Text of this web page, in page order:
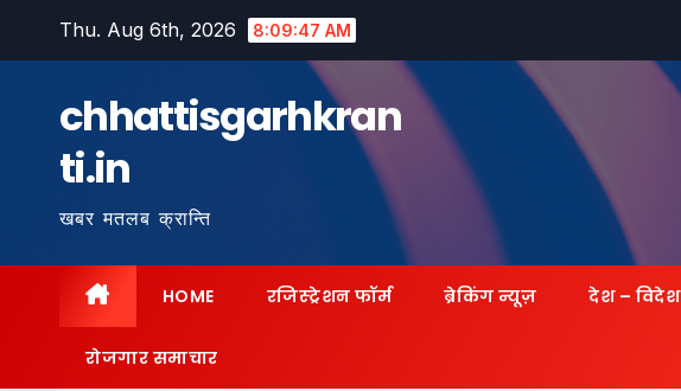
Thu. Aug 6th, 2026 8:09:49 AM
chhattisgarhkran
ti.in
खबर मतलब क्रान्ति
HOME रजिस्ट्रेशन फॉर्म ब्रेकिंग न्यूज़ देश – विदेश
रोजगार समाचार